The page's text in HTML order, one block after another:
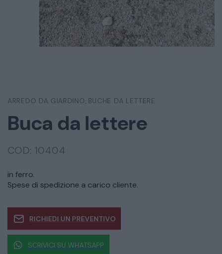
ARREDO DA GIARDINO , BUCHE DA LETTERE
Buca da lettere
COD: 10404
in ferro.
Spese di spedizione a carico cliente.
RICHIEDI UN PREVENTIVO
SCRIVICI SU WHATSAPP